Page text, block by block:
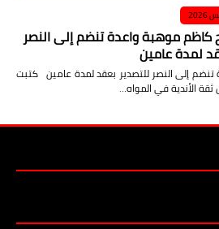
موهبة واعدة تنضم إلى النصر
لمدة عامين
إلى النصر للتصدير بعقد لمدة عامين كتبت
الأندية في المواه…